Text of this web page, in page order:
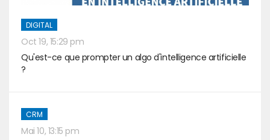
DIGITAL
Oct 19, 15:29 pm
Qu'est-ce que prompter un algo d'intelligence artificielle
?
CRM
Mai 10, 13:15 pm